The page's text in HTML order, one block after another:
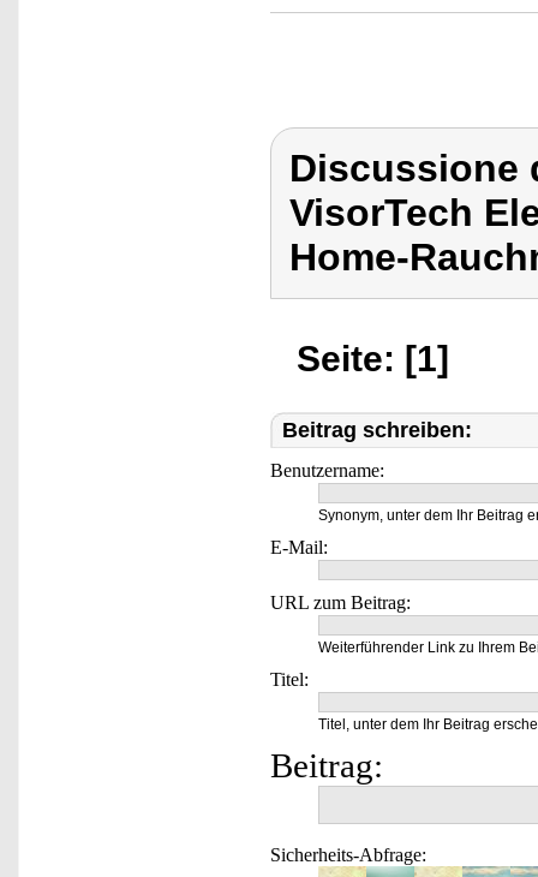
Discussione
VisorTech
Home-
Seite: [1]
Beitrag schreiben:
Benutzername:
Synonym, unter dem Ihr Beitrag
E-Mail:
URL zum Beitrag:
Weiterführender Link zu Ihrem
Titel:
Titel, unter dem Ihr Beitrag
Beitrag:
Sicherheits-Abfrage: